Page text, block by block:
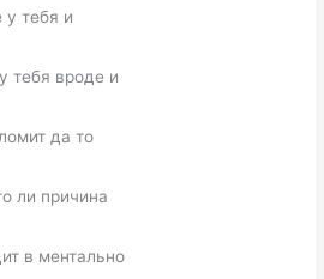
у тебя и
тебя вроде и
да то
ли причина
в ментально